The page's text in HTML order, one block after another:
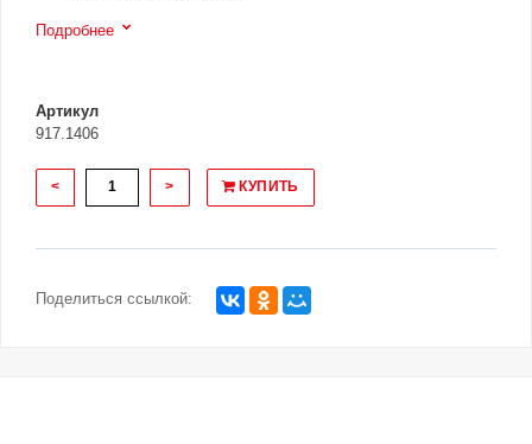
Подробнее
Артикул
917.1406
< > КУПИТЬ
Поделиться ссылкой: